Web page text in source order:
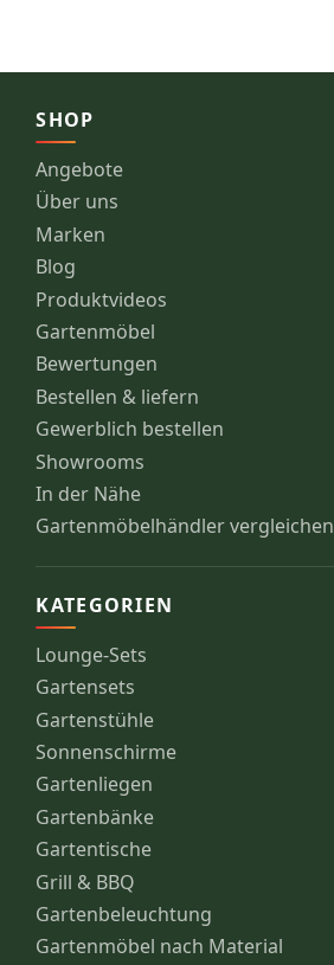
SHOP
Angebote
Über uns
Marken
Blog
Produktvideos
Gartenmöbel
Bewertungen
Bestellen & liefern
Gewerblich bestellen
Showrooms
In der Nähe
Gartenmöbelhändler vergleichen
KATEGORIEN
Lounge-Sets
Gartensets
Gartenstühle
Sonnenschirme
Gartenliegen
Gartenbänke
Gartentische
Grill & BBQ
Gartenbeleuchtung
Gartenmöbel nach Material